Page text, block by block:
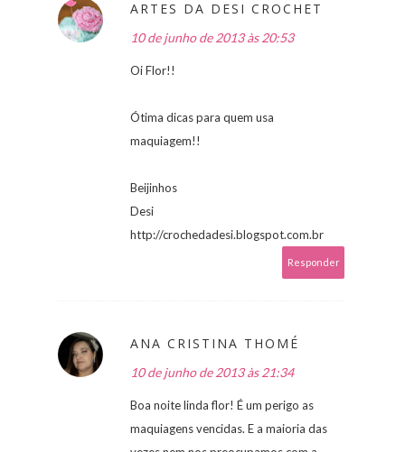
ARTES DA DESI CROCHET
10 de junho de 2013 às 20:53
Oi Flor!!
Ótima dicas para quem usa
maquiagem!!
Beijinhos
Desi
http://crochedadesi.blogspot.com.br
Responder
ANA CRISTINA THOMÉ
10 de junho de 2013 às 21:34
Boa noite linda flor! É um perigo as
maquiagens vencidas. E a maioria das